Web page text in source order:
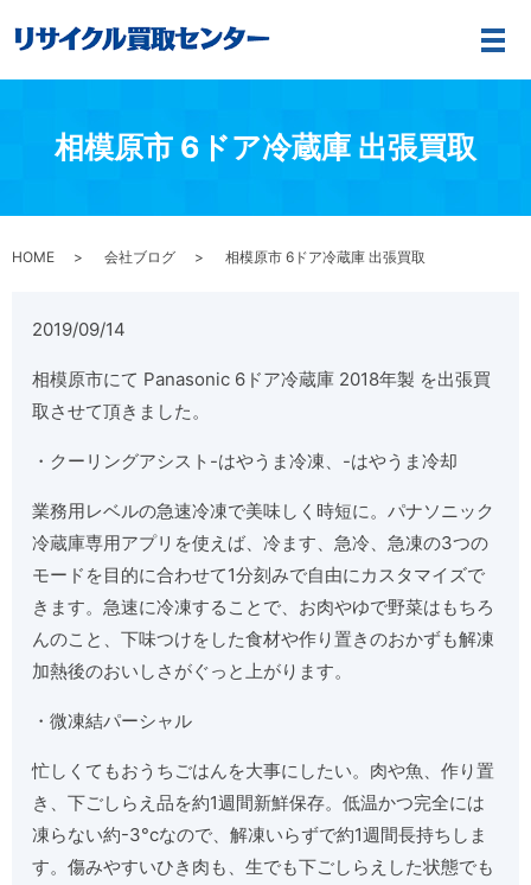
メ
相模原市 6ドア冷蔵庫 出張買取
HOME 会社ブログ 相模原市 6ドア冷蔵庫 出張買取
2019/09/14
相模原市にて Panasonic 6ドア冷蔵庫 2018年製 を出張買
取させて頂きました。
・クーリングアシスト-はやうま冷凍、-はやうま冷却
業務用レベルの急速冷凍で美味しく時短に。パナソニック
冷蔵庫専用アプリを使えば、冷ます、急冷、急凍の3つの
モードを目的に合わせて1分刻みで自由にカスタマイズで
きます。急速に冷凍することで、お肉やゆで野菜はもちろ
んのこと、下味つけをした食材や作り置きのおかずも解凍
加熱後のおいしさがぐっと上がります。
・微凍結パーシャル
忙しくてもおうちごはんを大事にしたい。肉や魚、作り置
き、下ごしらえ品を約1週間新鮮保存。低温かつ完全には
凍らない約-3°cなので、解凍いらずで約1週間長持ちしま
す。傷みやすいひき肉も、生でも下ごしらえした状態でも